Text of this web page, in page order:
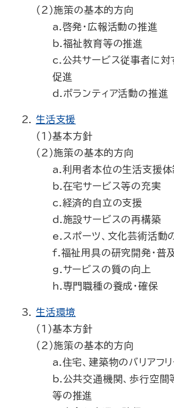
（2）施策の基本的方向
a.啓発・広報活動の推進
b.福祉教育等の推進
c.公共サービス従事者に対
促進
d.ボランティア活動の推進
生活支援
（1）基本方針
（2）施策の基本的方向
a.利用者本位の生活支援
b.在宅サービス等の充実
c.経済的自立の支援
d.施設サービスの再構築
e.スポーツ、文化芸術活動
f.福祉用具の研究開発・普
g.サービスの質の向上
h.専門職種の養成・確保
生活環境
（1）基本方針
（2）施策の基本的方向
a.住宅、建築物のバリアフ
b.公共交通機関、歩行空間
等の推進